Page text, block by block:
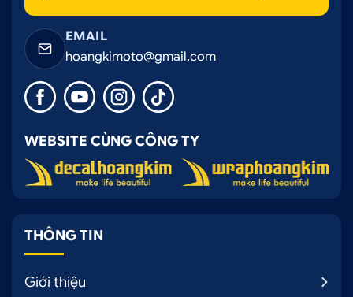
Dán đổi màu trắng mờ Hyundai Genesis cực thu
hút, hấp dẫn khi du ngoạn trên đường
EMAIL
hoangkimoto@gmail.com
WEBSITE CÙNG CÔNG TY
THÔNG TIN
Giới thiệu